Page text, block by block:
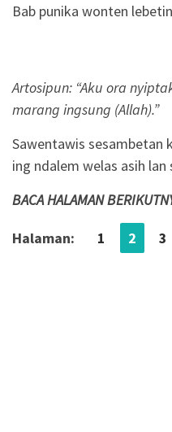
Bab punika wonten
Artosipun: “Aku ora
marang ingsung (Allah).”
Sawentawis sesambetan
ing ndalem welas asih
BACA HALAMAN
Halaman: 1 2 3